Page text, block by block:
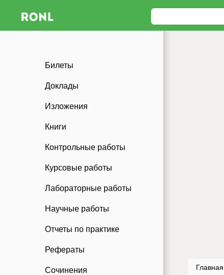
Билеты
Доклады
Изложения
Книги
Контрольные работы
Курсовые работы
Лабораторные работы
Научные работы
Отчеты по практике
Рефераты
Сочинения Главная